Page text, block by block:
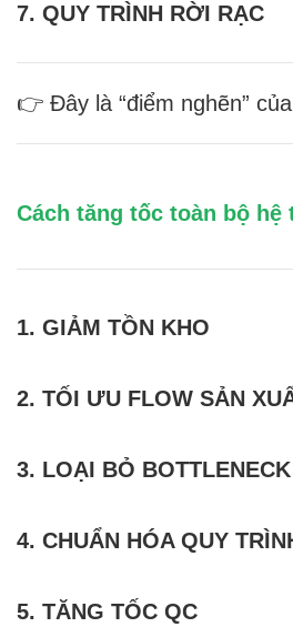
7. QUY TRÌNH RỜI RẠC
👉 Đây là “điểm nghẽn”
Cách tăng tốc toàn bộ hệ
1. GIẢM TỒN KHO
2. TỐI ƯU FLOW SẢN
3. LOẠI BỎ BOTTLENECK
4. CHUẨN HÓA QUY
5. TĂNG TỐC QC